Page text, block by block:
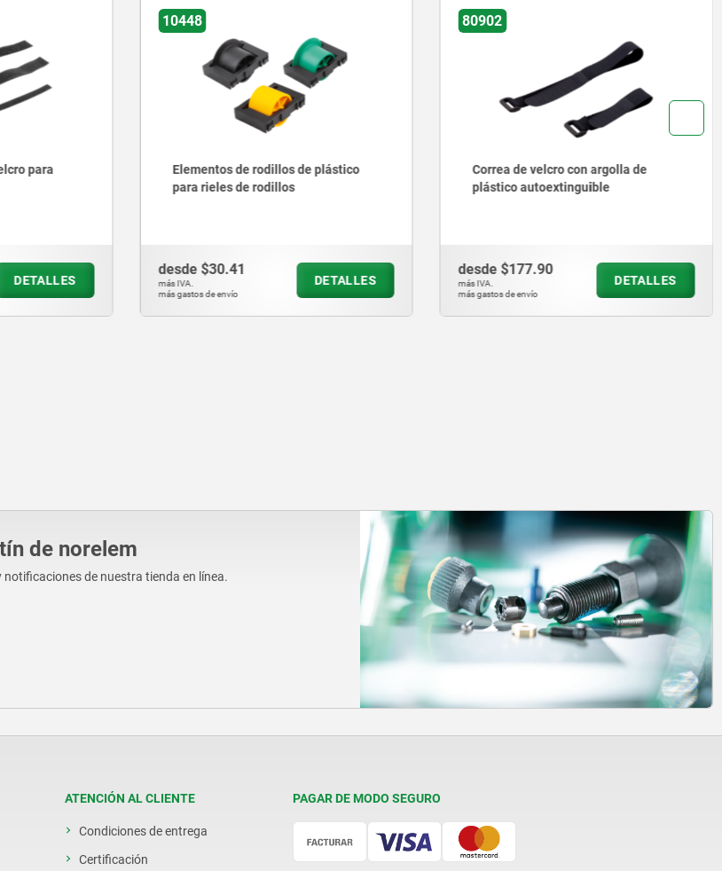
plástico
DETALLES
80902
Correa de velcro con argolla de
plástico autoextinguible
desde$177.90
más IVA.
más gastos de envío
DETALLES
10451
Bloque sujetacables
desde$17.16
más IVA.
más gastos de envío
DETALLES
de norelem
de nuestra tienda en línea.
ATENCIÓN AL CLIENTE
Condiciones de entrega
Certificación
PAGAR DE MODO SEGURO